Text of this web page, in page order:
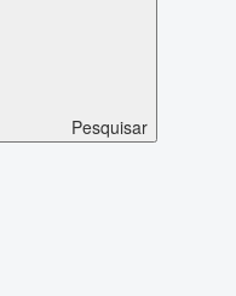
Pesquisar